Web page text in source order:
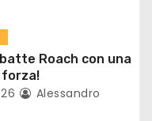
Roach con una
forza!
Alessandro